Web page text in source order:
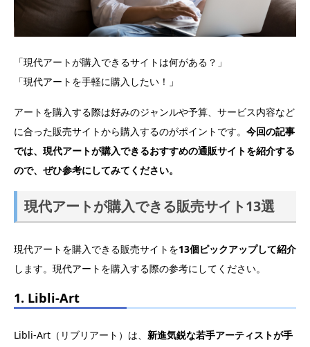
「現代アートが購入できるサイトは何がある？」
「現代アートを手軽に購入したい！」
アートを購入する際は好みのジャンルや予算、サービス内容など
に合った販売サイトから購入するのがポイントです。 今回の記事
では、現代アートが購入できるおすすめの通販サイトを紹介する
ので、ぜひ参考にしてみてください。
現代アートが購入できる販売サイト13選
現代アートを購入できる販売サイトを13個ピックアップして紹介
します。現代アートを購入する際の参考にしてください。
1. Libli-Art
Libli-Art（リブリアート）は、 新進気鋭な若手アーティストが手